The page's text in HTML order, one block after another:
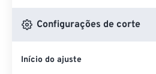
Configurações de corte
Início do ajuste